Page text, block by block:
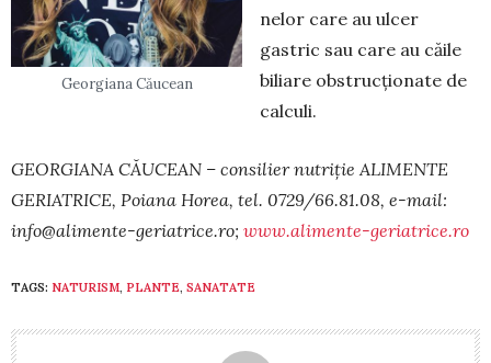
Georgiana Căucean
nelor care au ulcer
gastric sau care au căile
biliare obstrucționate de
calculi.
GEORGIANA CĂUCEAN – consilier nutriţie ALIMENTE
GERIATRICE, Poiana Horea, tel. 0729/66.81.08, e-mail:
info@alimente-geriatrice.ro; www.alimente-geriatrice.ro
TAGS: NATURISM, PLANTE, SANATATE